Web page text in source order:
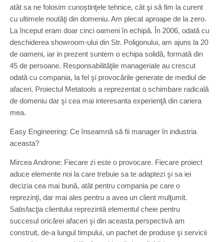
atât sa ne folosim cunoştinţele tehnice, cât şi să fim la curent
cu ultimele noutăţi din domeniu. Am plecat aproape de la zero.
La început eram doar cinci oameni în echipă. În 2006, odată cu
deschiderea showroom-ului din Str. Poligonului, am ajuns la 20
de oameni, iar in prezent suntem o echipa solidă, formată din
45 de persoane. Responsabilităţile manageriale au crescut
odată cu compania, la fel şi provocările generate de mediul de
afaceri. Proiectul Metatools a reprezentat o schimbare radicală
de domeniu dar şi cea mai interesanta experienţă din cariera
mea.
Easy Engineering: Ce înseamnă să fii manager în industria
aceasta?
Mircea Androne: Fiecare zi este o provocare. Fiecare proiect
aduce elemente noi la care trebuie sa te adaptezi şi sa iei
decizia cea mai bună, atât pentru compania pe care o
reprezinţi, dar mai ales pentru a avea un client mulţumit.
Satisfacţia clientului reprezintă elementul cheie pentru
succesul oricărei afaceri şi din aceasta perspectivă am
construit, de-a lungul timpului, un pachet de produse şi servicii